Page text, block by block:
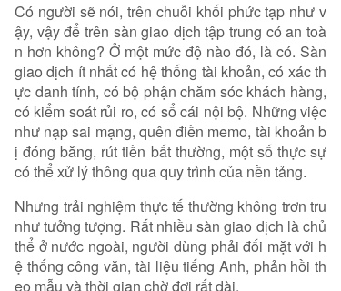
Có người sẽ nói, trên chuỗi khối phức tạp như v
ậy, vậy để trên sàn giao dịch tập trung có an toà
n hơn không? Ở một mức độ nào đó, là có. Sàn
giao dịch ít nhất có hệ thống tài khoản, có xác th
ực danh tính, có bộ phận chăm sóc khách hàng,
có kiểm soát rủi ro, có sổ cái nội bộ. Những việc
như nạp sai mạng, quên điền memo, tài khoản b
ị đóng băng, rút tiền bất thường, một số thực sự
có thể xử lý thông qua quy trình của nền tảng.
Nhưng trải nghiệm thực tế thường không trơn tru
như tưởng tượng. Rất nhiều sàn giao dịch là chủ
thể ở nước ngoài, người dùng phải đối mặt với h
ệ thống công văn, tài liệu tiếng Anh, phản hồi th
eo mẫu và thời gian chờ đợi rất dài.